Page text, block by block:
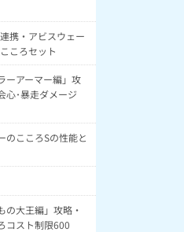
携・アビスウェー
ころセット
ーアーマー編」攻
心･暴走ダメージ
のこころSの性能と
の大王編」攻略・
コスト制限600